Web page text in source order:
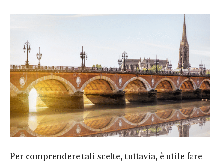
Per comprendere tali scelte, tuttavia, è utile fare